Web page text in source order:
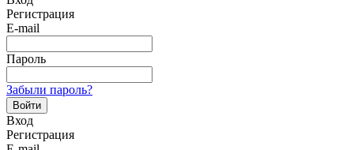
Регистрация
E-mail
Пароль
Забыли пароль?
Войти
Вход
Регистрация